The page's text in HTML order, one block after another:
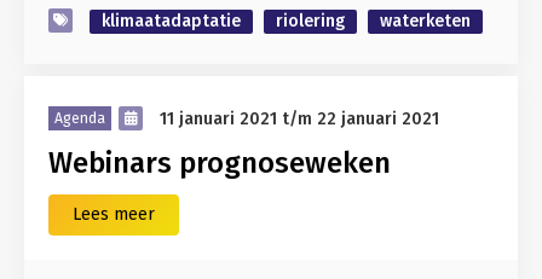
klimaatadaptatie riolering waterketen
Agenda 11 januari 2021 t/m 22 januari 2021
Webinars prognoseweken
Lees meer